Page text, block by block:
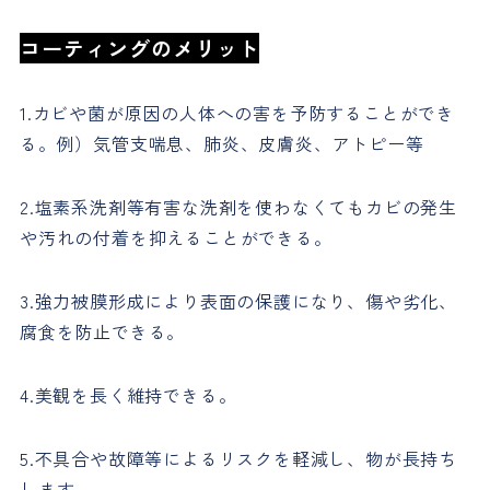
コーティングのメリット
1.カビや菌が原因の人体への害を予防することができ
る。例）気管支喘息、肺炎、皮膚炎、アトピー等
2.塩素系洗剤等有害な洗剤を使わなくてもカビの発生
や汚れの付着を抑えることができる。
3.強力被膜形成により表面の保護になり、傷や劣化、
腐食を防止できる。
4.美観を長く維持できる。
5.不具合や故障等によるリスクを軽減し、物が長持ち